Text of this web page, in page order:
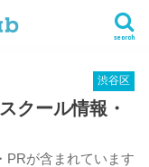
search
渋谷区
クール情報・
が含まれています